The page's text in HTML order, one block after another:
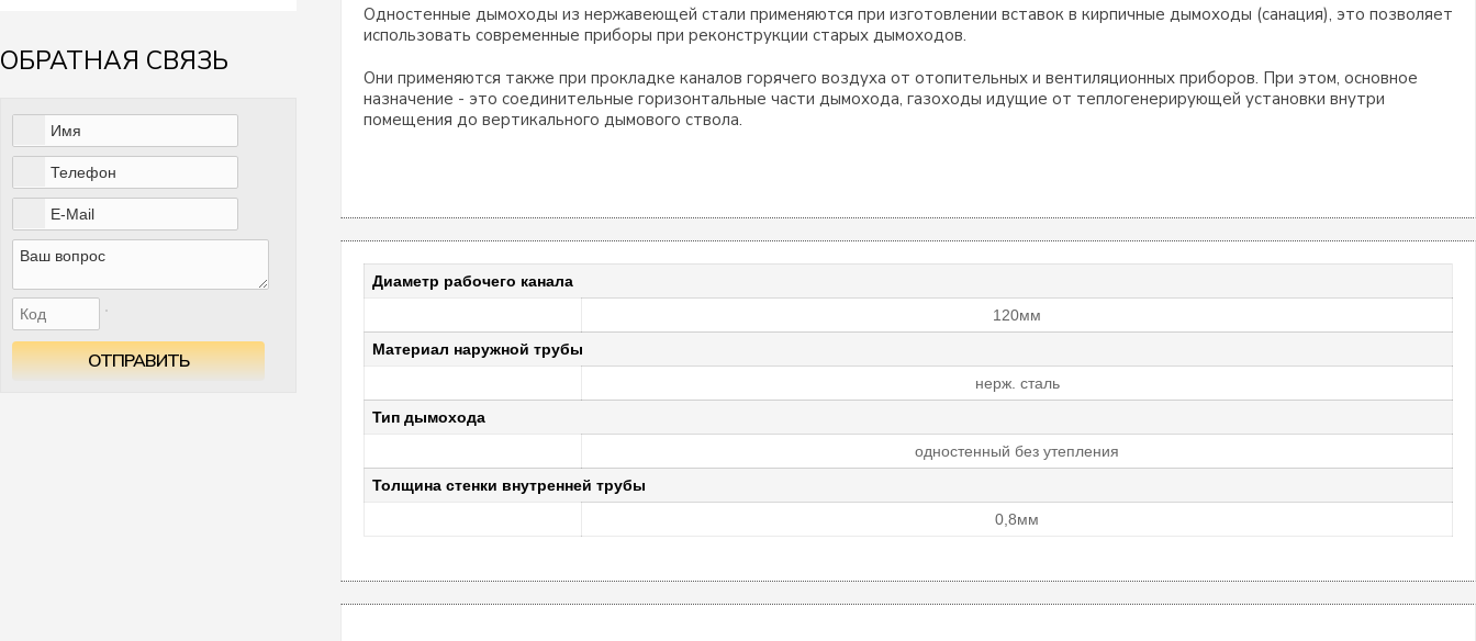
ОБРАТНАЯ СВЯЗЬ
ОТПРАВИТЬ
Одностенные дымоходы из нержавеющей стали применяются при изготовлении вставок в кирпичные дымоходы (санация), это позволяет
использовать современные приборы при реконструкции старых дымоходов.
Они применяются также при прокладке каналов горячего воздуха от отопительных и вентиляционных приборов. При этом, основное
назначение - это соединительные горизонтальные части дымохода, газоходы идущие от теплогенерирующей установки внутри
помещения до вертикального дымового ствола.
Диаметр рабочего канала
120мм
Материал наружной трубы
нерж. сталь
Тип дымохода
одностенный без утепления
Толщина стенки внутренней трубы
0,8мм